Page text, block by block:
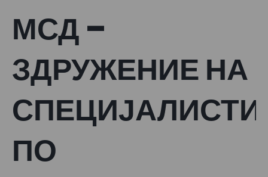
МСД –
ЗДРУЖЕНИЕ НА
СПЕЦИЈАЛИСТИ
ПО